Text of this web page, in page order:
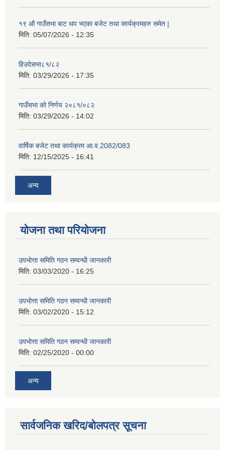
१९ औ गाउँसभा बाट थप भएका बजेट तथा कार्यक्रमहरु समेत |
मिति: 05/07/2026 - 12:35
हिउदेसभा८१/८२
मिति: 03/29/2026 - 17:35
गाउँसभा को निर्णय २०८१/०८२
मिति: 03/29/2026 - 14:02
वार्षिक बजेट तथा कार्यक्रम आ.व.2082/083
मिति: 12/15/2025 - 16:41
अन्य
योजना तथा परियोजना
उपभाेत्ता समिति गठन सम्वन्धी जानकारी
मिति: 03/03/2020 - 16:25
उपभाेत्ता समिति गठन सम्वन्धी जानकारी
मिति: 03/02/2020 - 15:12
उपभाेत्ता समिति गठन सम्वन्धी जानकारी
मिति: 02/25/2020 - 00:00
अन्य
सार्वजनिक खरिद/बोलपत्र सूचना